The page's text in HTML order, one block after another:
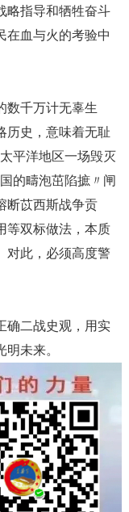
略指导和牺牲奋斗
在血与火的考验中
数千万计无辜生
历史，意味着无耻
平洋地区一场毁灭
的疇泡茁陷摭〃闸
断苡西斯战争贡
等双标做法，本质
对此，必须高度警
确二战史观，用实
明未来。